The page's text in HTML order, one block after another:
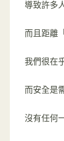
導致許多
而且距離
我們很在
而安全是
沒有任何